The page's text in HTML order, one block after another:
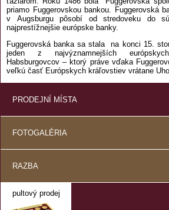
priamo Fuggerovskou bankou. Fuggerovská
v Augsburgu pôsobí od stredoveku do
najprestížnejšie európske banky.
Fuggerovská banka sa stala na konci 15.
jeden z najvýznamnejších
Habsburgovcov – ktorý práve vďaka
veľkú časť Európskych kráľovstiev vrátane
PRODEJNÍ MÍSTA
FOTOGALÉRIA
RAZBA
pultový prodej